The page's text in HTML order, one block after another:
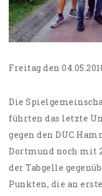
Freitag den
Die
führten das letzte
gegen den DUC
Dortmund noch mit
der Tabgelle
Punkten, die an